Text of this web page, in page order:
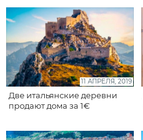
11 АПРЕЛЯ, 2019
Две итальянские деревни
продают дома за 1€